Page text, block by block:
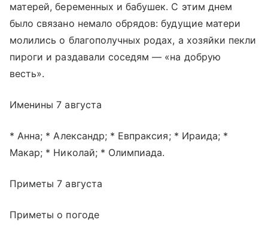
матерей, беременных и бабушек. С этим днем
было связано немало обрядов: будущие матери
молились о благополучных родах, а хозяйки пекли
пироги и раздавали соседям — «на добрую
весть».
Именины 7 августа
* Анна; * Александр; * Евпраксия; * Ираида; *
Макар; * Николай; * Олимпиада.
Приметы 7 августа
Приметы о погоде